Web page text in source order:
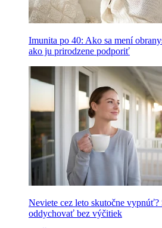
Imunita po 40: Ako sa mení
ako ju prirodzene podporiť
Neviete cez leto skutočne
oddychovať bez výčitiek